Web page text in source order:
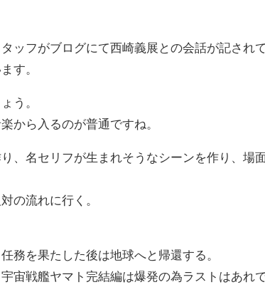
ッフがブログにて西崎義展との会話が記され
す。
う。
から入るのが普通ですね。
、名セリフが生まれそうなシーンを作り、場
の流れに行く。
務を果たした後は地球へと帰還する。
宙戦艦ヤマト完結編は爆発の為ラストはあれで